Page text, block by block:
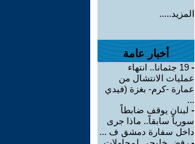
المزيد.....
أخبار عامة
-
19 جثمانا.. انتهاء
عمليات الانتشال من
عمارة -كرم- بغزة (فيدي
...
- لبنان يوقف ضابطاً
سورياً سابقاً.. ماذا جرى
داخل سفارة دمشق ف ...